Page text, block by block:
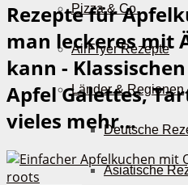
Pizza & Co.
AirFryer Rezepte
Länder & Regionen
Deutsche
Asiatische
Rezepte für
man leckeres mit
kann -
Apfel Galettes,
vieles mehr...